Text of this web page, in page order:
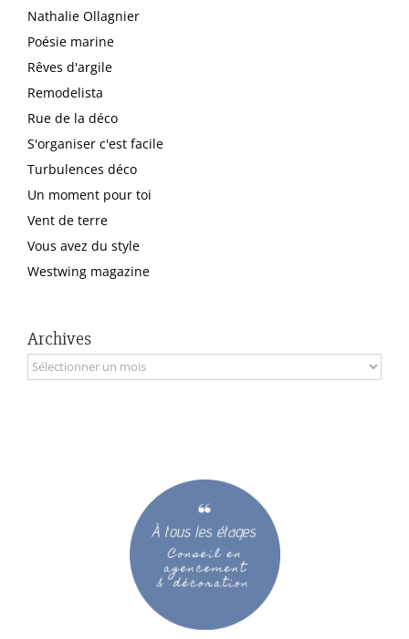
Nathalie Ollagnier
Poésie marine
Rêves d'argile
Remodelista
Rue de la déco
S'organiser c'est facile
Turbulences déco
Un moment pour toi
Vent de terre
Vous avez du style
Westwing magazine
Archives
Archives